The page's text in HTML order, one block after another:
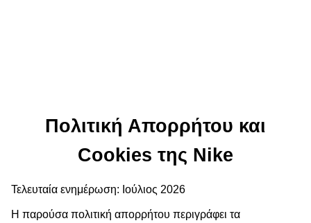
Πολιτική Απορρήτου και
Cookies της Nike
Τελευταία ενημέρωση: Ιούλιος 2026
Η παρούσα πολιτική απορρήτου περιγράφει τα